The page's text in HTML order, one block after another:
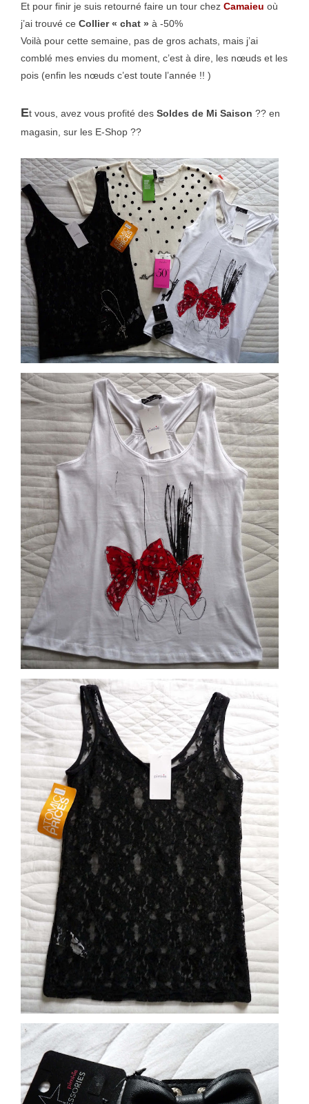
Et pour finir je suis retourné faire un tour chez Camaieu où
j’ai trouvé ce Collier « chat » à -50%
Voilà pour cette semaine, pas de gros achats, mais j’ai
comblé mes envies du moment, c’est à dire, les nœuds et les
pois (enfin les nœuds c’est toute l’année !! )
Et vous, avez vous profité des Soldes de Mi Saison ?? en
magasin, sur les E-Shop ??